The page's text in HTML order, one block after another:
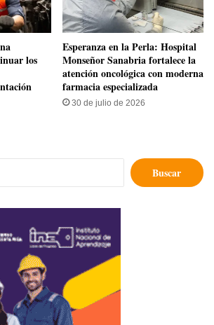
los
​Esperanza en la Perla: Hospital
Monseñor Sanabria fortalece la
atención oncológica con moderna
farmacia especializada
30 de julio de 2026
Buscar: